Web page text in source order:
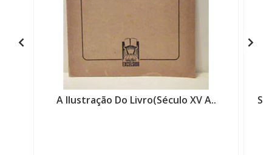
A Ilustração Do Livro(Século XV A..